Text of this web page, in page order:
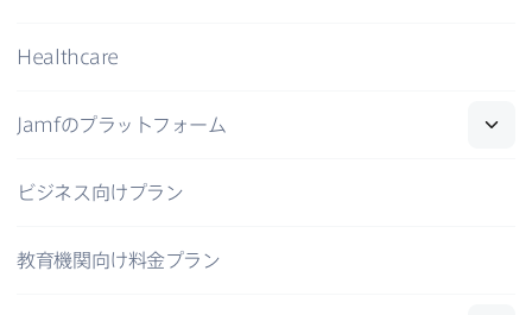
Healthcare
Jamfの​プラットフォーム
ビジネス向けプラン
教育機関向け料金プラン